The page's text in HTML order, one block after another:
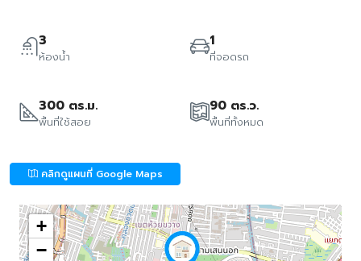
3
ห้องน้ำ
1
ที่จอดรถ
300 ตร.ม.
พื้นที่ใช้สอย
90 ตร.ว.
พื้นที่ทั้งหมด
คลิกดูแผนที่ Google Maps
+
−